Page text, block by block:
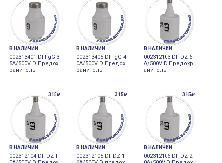
В НАЛИЧИИ
002313401 DIII gG 3
5A/500V D Предох
ранитель
В НАЛИЧИИ
002313405 DIII gG 4
0A/500V D Предох
ранитель
В НАЛИЧИИ
002312103 DII DZ 6
A/500V D Предохр
анитель
315₽
В НАЛИЧИИ
002312104 DII DZ 1
315₽
В НАЛИЧИИ
002312105 DII DZ 1
315₽
В НАЛИЧИИ
002312106 DII DZ 2